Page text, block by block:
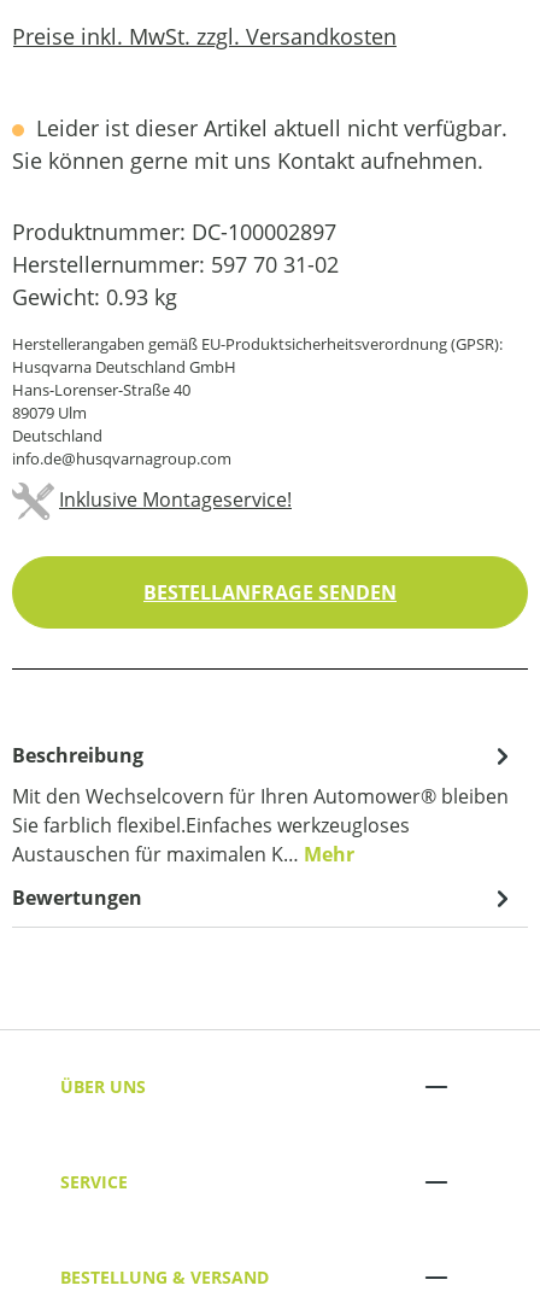
Preise inkl. MwSt. zzgl. Versandkosten
Leider ist dieser Artikel aktuell nicht verfügbar.
Sie können gerne mit uns Kontakt aufnehmen.
Produktnummer: DC-100002897
Herstellernummer: 597 70 31-02
Gewicht: 0.93 kg
Herstellerangaben gemäß EU-Produktsicherheitsverordnung (GPSR):
Husqvarna Deutschland GmbH
Hans-Lorenser-Straße 40
89079 Ulm
Deutschland
info.de@husqvarnagroup.com
Inklusive Montageservice!
BESTELLANFRAGE SENDEN
Beschreibung
Mit den Wechselcovern für Ihren Automower® bleiben
Sie farblich flexibel.Einfaches werkzeugloses
Austauschen für maximalen K… Mehr
Bewertungen
ÜBER UNS
SERVICE
BESTELLUNG & VERSAND